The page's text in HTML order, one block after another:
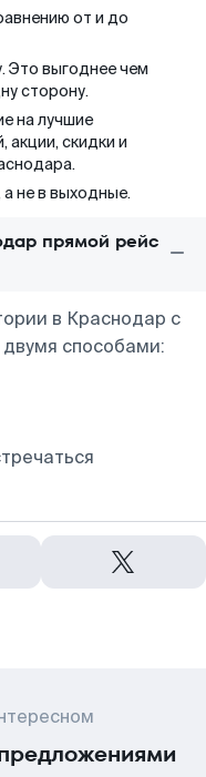
от и до
Это выгоднее чем
сторону.
на лучшие
акции, скидки и
не в выходные.
прямой рейс
в Краснодар с
способами: